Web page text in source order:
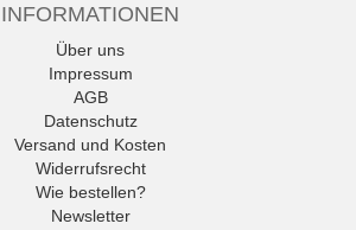
INFORMATIONEN
Über uns
Impressum
AGB
Datenschutz
Versand und Kosten
Widerrufsrecht
Wie bestellen?
Newsletter